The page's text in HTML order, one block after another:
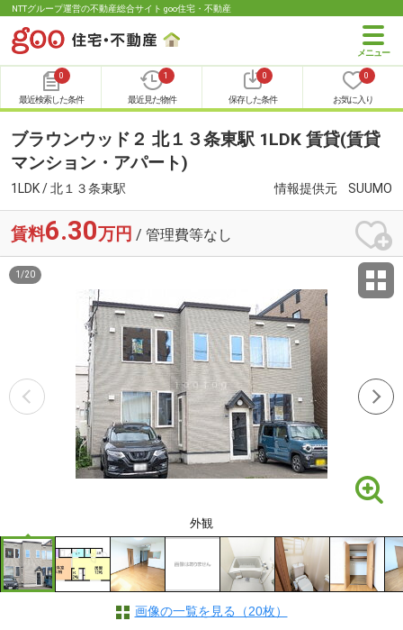
NTTグループ運営の不動産総合サイト goo住宅・不動産
0
最近検索した条件
1
最近見た物件
0
保存した条件
0
お気に入り
ブラウンウッド２ 北１３条東駅 1LDK 賃貸(賃貸
マンション・アパート)
1LDK / 北１３条東駅 情報提供元 SUUMO
賃料6.30万円 / 管理費等なし
外観
1 /20
画像の一覧を見る（20枚）